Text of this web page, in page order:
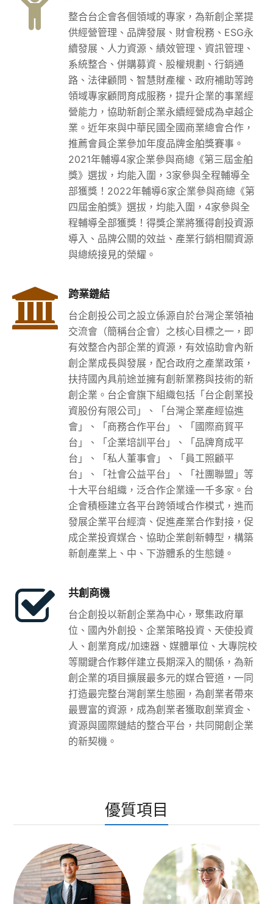
整合台企會各個領域的專家，為新創企業提
供經營管理、品牌發展、財會稅務、ESG永
續發展、人力資源、績效管理、資訊管理、
系統整合、併購募資、股權規劃、行銷通
路、法律顧問、智慧財產權、政府補助等跨
領域專家顧問育成服務，提升企業的事業經
營能力，協助新創企業永續經營成為卓越企
業。近年來與中華民國全國商業總會合作，
推薦會員企業參加年度品牌金舶獎賽事。
2021年輔導4家企業參與商總《第三屆金舶
獎》選拔，均能入圍，3家參與全程輔導全
部獲獎！2022年輔導6家企業參與商總《第
四屆金舶獎》選拔，均能入圍，4家參與全
程輔導全部獲獎！得獎企業將獲得創投資源
導入、品牌公關的效益、產業行銷相關資源
與總統接見的榮耀。
跨業鏈結
台企創投公司之設立係源自於台灣企業領袖
交流會（簡稱台企會）之核心目標之一，即
有效整合內部企業的資源，有效協助會內新
創企業成長與發展，配合政府之產業政策，
扶持國內具前途並擁有創新業務與技術的新
創企業。台企會旗下組織包括「台企創業投
資股份有限公司」、「台灣企業產經協進
會」、「商務合作平台」、「國際商貿平
台」、「企業培訓平台」、「品牌育成平
台」、「私人董事會」、「員工照顧平
台」、「社會公益平台」、「社團聯盟」等
十大平台組織，泛合作企業達一千多家。台
企會積極建立各平台跨領域合作模式，進而
發展企業平台經濟、促進產業合作對接，促
成企業投資媒合、協助企業創新轉型，構築
新創產業上、中、下游體系的生態鏈。
共創商機
台企創投以新創企業為中心，聚集政府單
位、國內外創投、企業策略投資、天使投資
人、創業育成/加速器、媒體單位、大專院校
等關鍵合作夥伴建立長期深入的關係，為新
創企業的項目擴展最多元的媒合管道，一同
打造最完整台灣創業生態圈，為創業者帶來
最豐富的資源，成為創業者獲取創業資金、
資源與國際鏈結的整合平台，共同開創企業
的新契機。
優質項目